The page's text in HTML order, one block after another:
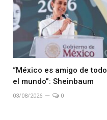
“México es amigo de todo
el mundo”: Sheinbaum
03/08/2026 0